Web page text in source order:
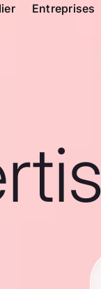
Entreprises